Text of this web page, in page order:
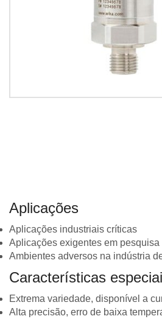
Aplicações
Aplicações industriais críticas
Aplicações exigentes em
Ambientes adversos na indústria
Características
Extrema variedade, disponível a
Alta precisão, erro de baixa